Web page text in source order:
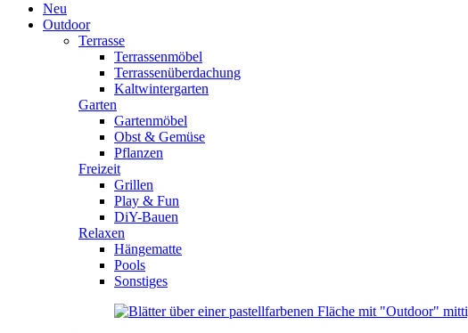
Neu
Outdoor
Terrasse
Terrassenmöbel
Terrassenüberdachung
Kaltwintergarten
Garten
Gartenmöbel
Obst & Gemüse
Pflanzen
Freizeit
Grillen
Play & Fun
DiY-Bauen
Relaxen
Hängematte
Pools
Sonstiges